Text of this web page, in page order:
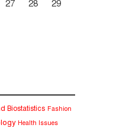
27 28
29
Biostatistics Fashion
Health Issues